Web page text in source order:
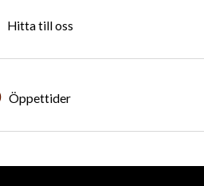
Hitta till oss
Öppettider